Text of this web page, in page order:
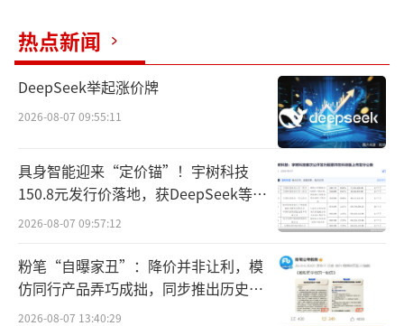
疯狂的18板
尽管，双成药业（002693.SZ）连续发布
股票交易异常波动风险预警，但始终无法阻止
股价飞涨的势头。
昨日，公司股票依旧以涨停开盘并一直持
续到午后。尾盘时，突然大跳水，随即又快速
拉升，上演了一出惊心动魄的“天地天”走
势，全天仍以涨停收盘。
热点新闻
DeepSeek举起涨价牌
2026-08-07 09:55:11
具身智能迎来“定价锚”！宇树科技
150.8元发行价落地，获DeepSeek等豪
华战配加持
2026-08-07 09:57:12
粉笔“自曝家丑”：降价并非让利，模
仿同行产品弄巧成拙，同步推出历史学
员退费方案
2026-08-07 13:40:29